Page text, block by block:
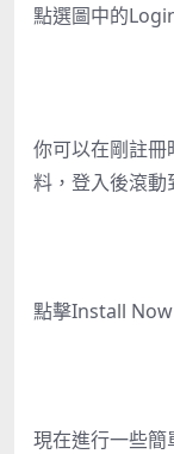
點選圖中的
你可以在剛註
料，登入後滾
點擊Install Now
現在進行一些簡